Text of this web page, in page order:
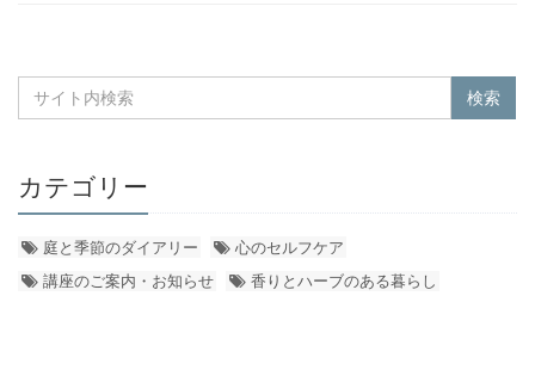
カテゴリー
庭と季節のダイアリー
心のセルフケア
講座のご案内・お知らせ
香りとハーブのある暮らし